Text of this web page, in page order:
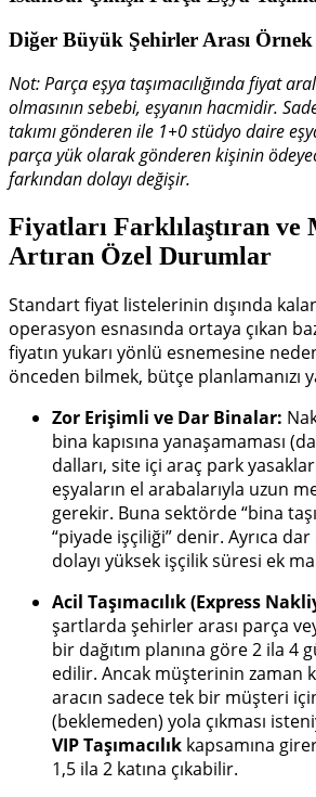
Diğer Büyük Şehirler Arası
Not: Parça eşya taşımacılığında fiyat
olmasının sebebi, eşyanın hacmidir.
takımı gönderen ile 1+0 stüdyo daire
parça yük olarak gönderen kişinin
farkından dolayı değişir.
Fiyatları Farklılaştıran ve
Artıran Özel Durumlar
Standart fiyat listelerinin dışında
operasyon esnasında ortaya çıkan
fiyatın yukarı yönlü esnemesine
önceden bilmek, bütçe planlamanızı
Zor Erişimli ve Dar Binalar:
bina kapısına yanaşamaması
dalları, site içi araç park
eşyaların el arabalarıyla uzun
gerekir. Buna sektörde “bina
“piyade işçiliği” denir. Ayrıca
dolayı yüksek işçilik süresi ek
Acil Taşımacılık (Express
şartlarda şehirler arası parça
bir dağıtım planına göre 2 ila 4
edilir. Ancak müşterinin zaman
aracın sadece tek bir müşteri
(beklemeden) yola çıkması
VIP Taşımacılık kapsamına
1,5 ila 2 katına çıkabilir.